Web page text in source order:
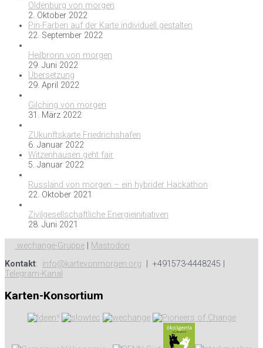
Oldenburg von morgen
2. Oktober 2022
Pin-Farben auf der Karte individuell gestalten
22. September 2022
Heilbronn von morgen
29. Juni 2022
Übersetzung
29. April 2022
Gilching von morgen
31. März 2022
ZUkunftskarte Friedrichshafen
6. Januar 2022
Witzenhausen geht fair
5. Januar 2022
Russland von morgen – ein hybrider Hackathon
22. Oktober 2021
Zivilgesellschaftliche Energieinitiativen
28. Juni 2021
wechange-Gruppe
Mastodon
Kontakt: info@kartevonmorgen.org | +491573-4448245 |
Telegram-Kanal
Karten-Konsortium